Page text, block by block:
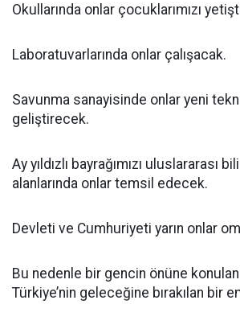
Okullarında onlar çocuklarımızı
Laboratuvarlarında onlar çalışacak.
Savunma sanayisinde onlar yeni
geliştirecek.
Ay yıldızlı bayrağımızı uluslararası
alanlarında onlar temsil edecek.
Devleti ve Cumhuriyeti yarın onlar
Bu nedenle bir gencin önüne konulan
Türkiye’nin geleceğine bırakılan bir